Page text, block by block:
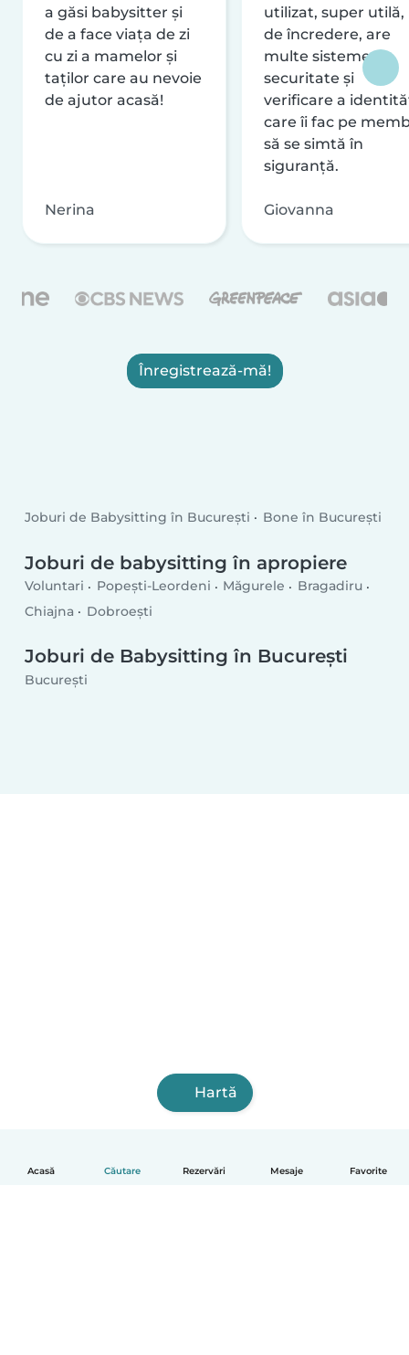
Acasă Căutare Rezervări Mesaje Favorite
a găsi babysitter și
de a face viața de zi
cu zi a mamelor și
taților care au nevoie
de ajutor acasă!
Nerina
utilizat, super utilă,
de încredere, are
multe sisteme de
securitate și
verificare a
care îi fac pe
să se simtă în
siguranță.
Giovanna
Înregistrează-mă!
Joburi de Babysitting în București Bone în București
Joburi de babysitting în apropiere
Voluntari Popeşti-Leordeni Măgurele
Bragadiru
Chiajna
Dobroeşti
Joburi de Babysitting în București
București
Hartă